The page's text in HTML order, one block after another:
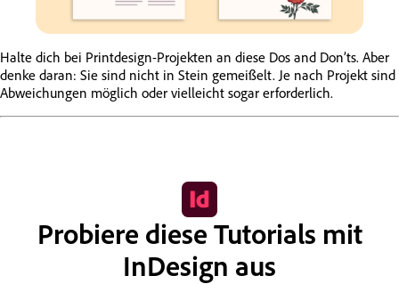
Halte dich bei Printdesign-Projekten an diese Dos and Don’ts. Aber
denke daran: Sie sind nicht in Stein gemeißelt. Je nach Projekt sind
Abweichungen möglich oder vielleicht sogar erforderlich.
Probiere diese Tutorials mit
InDesign aus